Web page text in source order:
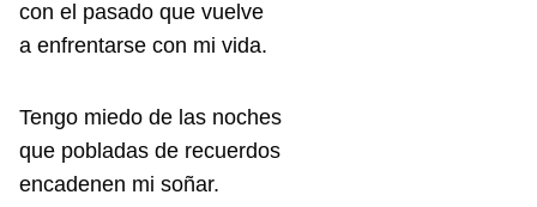
con el pasado que vuelve
a enfrentarse con mi vida.
Tengo miedo de las noches
que pobladas de recuerdos
encadenen mi soñar.